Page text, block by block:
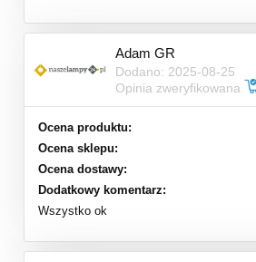
Adam GR
Dodano: 2025-08-25
Opinia zweryfikowana
Ocena produktu:
Ocena sklepu:
Ocena dostawy:
Dodatkowy komentarz:
Wszystko ok